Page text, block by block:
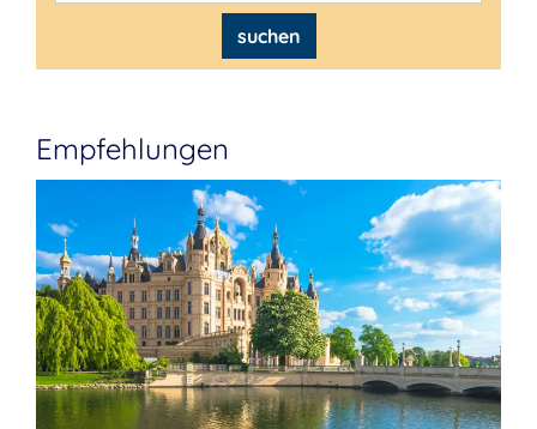
suchen
Empfehlungen